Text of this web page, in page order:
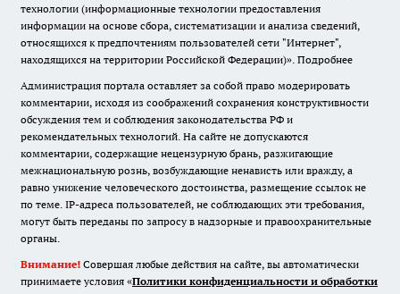
технологии (информационные технологии предоставления
информации на основе сбора, систематизации и анализа сведений,
относящихся к предпочтениям пользователей сети "Интернет",
находящихся на территории Российской Федерации)». Подробнее
Администрация портала оставляет за собой право модерировать
комментарии, исходя из соображений сохранения конструктивности
обсуждения тем и соблюдения законодательства РФ и
рекомендательных технологий. На сайте не допускаются
комментарии, содержащие нецензурную брань, разжигающие
межнациональную рознь, возбуждающие ненависть или вражду, а
равно унижение человеческого достоинства, размещение ссылок не
по теме. IP-адреса пользователей, не соблюдающих эти требования,
могут быть переданы по запросу в надзорные и правоохранительные
органы.
Внимание! Совершая любые действия на сайте, вы автоматически
принимаете условия «Политики конфиденциальности и обработки